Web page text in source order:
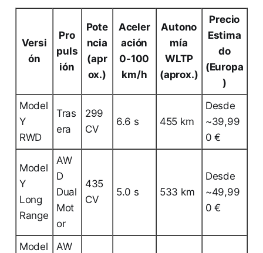
Versi
ón
Pro
puls
ión
Pote
ncia
(apr
ox.)
Aceler
ación
0-100
km/h
Autono
mía
WLTP
(aprox.)
Precio
Estima
do
(Europa
)
Model
Y
RWD
Tras
era
299
CV
6.6 s 455 km
Desde
~39,99
0 €
Model
Y
Long
Range
AW
D
Dual
Mot
or
435
CV
5.0 s 533 km
Desde
~49,99
0 €
Model
AW